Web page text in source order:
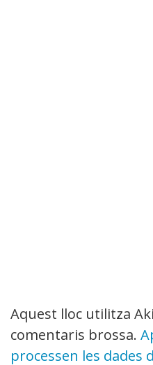
Aquest lloc utilitza
comentaris brossa.
processen les dades